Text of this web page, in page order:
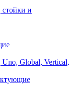
и
Global, Vertical,